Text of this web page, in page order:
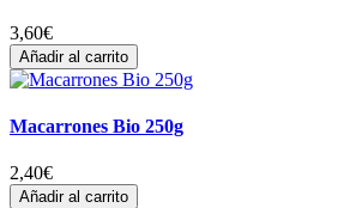
3,60€
Añadir al carrito
Macarrones Bio 250g
2,40€
Añadir al carrito